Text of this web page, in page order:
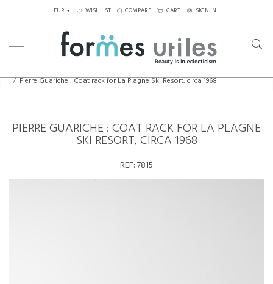
EUR WISHLIST COMPARE CART SIGN IN
Pierre Guariche : Coat rack for La Plagne Ski Resort, circa 1968
PIERRE GUARICHE : COAT RACK FOR LA PLAGNE
SKI RESORT, CIRCA 1968
REF:7815